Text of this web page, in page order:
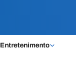
Entretenimento